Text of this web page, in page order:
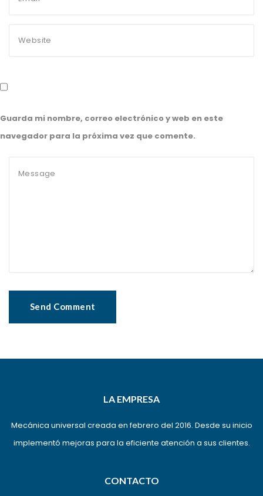
Guarda mi nombre, correo electrónico y web en este
navegador para la próxima vez que comente.
LA EMPRESA
Mecánica universal creada en febrero del 2016. Desde su inicio
implementó mejoras para la eficiente atención a sus clientes.
CONTACTO